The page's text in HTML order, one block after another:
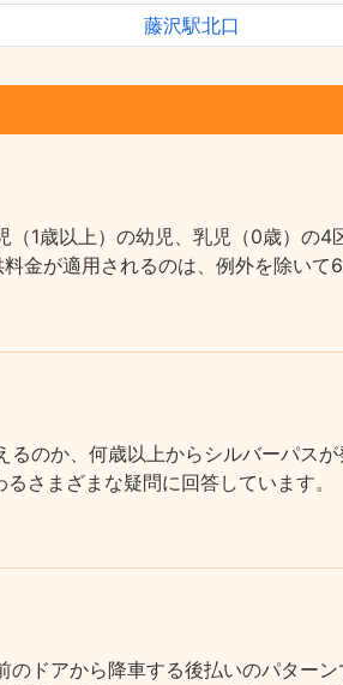
藤沢駅北口
1歳以上）の幼児、乳児（0歳）の4
金が適用されるのは、例外を除いて
のか、何歳以上からシルバーパス
さまざまな疑問に回答しています。
ドアから降車する後払いのパターン